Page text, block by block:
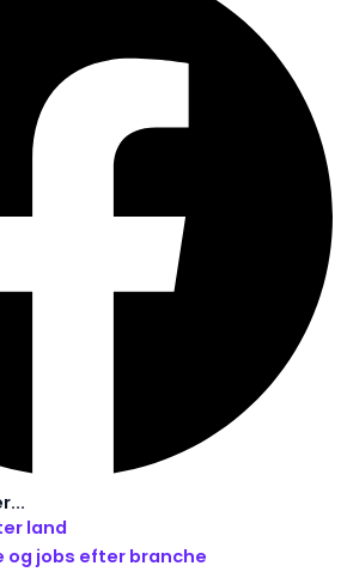
land
og jobs efter branche